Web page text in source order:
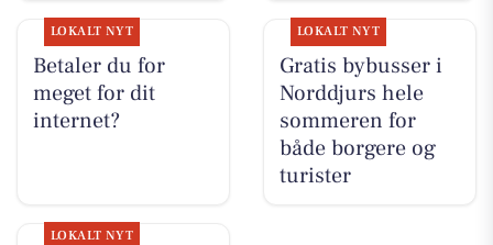
LOKALT NYT
Betaler du for
meget for dit
internet?
LOKALT NYT
Gratis bybusser i
Norddjurs hele
sommeren for
både borgere og
turister
LOKALT NYT